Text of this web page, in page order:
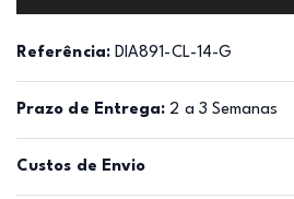
Referência: DIA891-CL-14-G
Prazo de Entrega: 2 a 3 Semanas
Custos de Envio